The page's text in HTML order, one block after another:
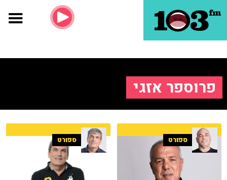
פרוספר אזגי
ספורט ספורט